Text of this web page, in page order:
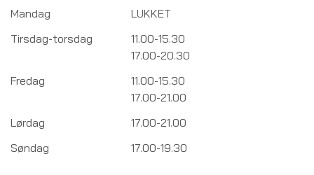
Mandag
LUKKET
Tirsdag-torsdag
11.00-15.30
17.00-20.30
Fredag
11.00-15.30
17.00-21.00
Lørdag
17.00-21.00
Søndag
17.00-19.30